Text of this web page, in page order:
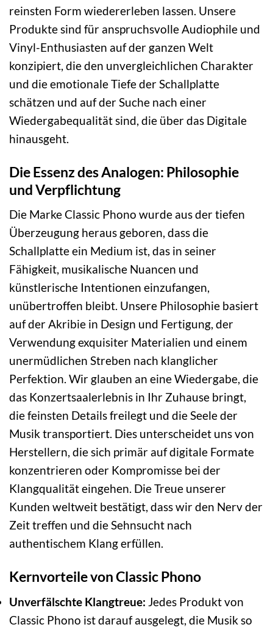
reinsten Form wiedererleben lassen. Unsere
Produkte sind für anspruchsvolle Audiophile und
Vinyl-Enthusiasten auf der ganzen Welt
konzipiert, die den unvergleichlichen Charakter
und die emotionale Tiefe der Schallplatte
schätzen und auf der Suche nach einer
Wiedergabequalität sind, die über das Digitale
hinausgeht.
Die Essenz des Analogen: Philosophie
und Verpflichtung
Die Marke Classic Phono wurde aus der tiefen
Überzeugung heraus geboren, dass die
Schallplatte ein Medium ist, das in seiner
Fähigkeit, musikalische Nuancen und
künstlerische Intentionen einzufangen,
unübertroffen bleibt. Unsere Philosophie basiert
auf der Akribie in Design und Fertigung, der
Verwendung exquisiter Materialien und einem
unermüdlichen Streben nach klanglicher
Perfektion. Wir glauben an eine Wiedergabe, die
das Konzertsaalerlebnis in Ihr Zuhause bringt,
die feinsten Details freilegt und die Seele der
Musik transportiert. Dies unterscheidet uns von
Herstellern, die sich primär auf digitale Formate
konzentrieren oder Kompromisse bei der
Klangqualität eingehen. Die Treue unserer
Kunden weltweit bestätigt, dass wir den Nerv der
Zeit treffen und die Sehnsucht nach
authentischem Klang erfüllen.
Kernvorteile von Classic Phono
Unverfälschte Klangtreue: Jedes Produkt von
Classic Phono ist darauf ausgelegt, die Musik so